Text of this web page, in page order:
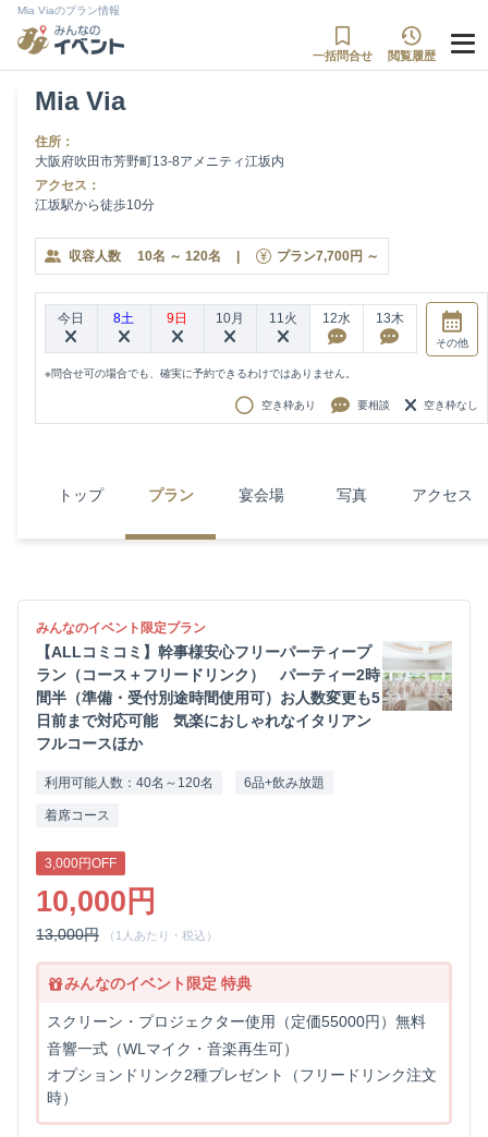
Mia Viaのプラン情報
一括問合せ 閲覧履歴
Mia Via
住所：
大阪府吹田市芳野町13-8アメニティ江坂内
アクセス：
江坂駅から徒歩10分
収容人数 10名 ～ 120名 | プラン7,700円 ～
今日 8土 9日 10月 11火 12水 13木
その他
※問合せ可の場合でも、確実に予約できるわけではありません。
空き枠あり 要相談 空き枠なし
トップ プラン 宴会場 写真 アクセス
みんなのイベント限定プラン
【ALLコミコミ】幹事様安心フリーパーティープ
ラン（コース＋フリードリンク） パーティー2時
間半（準備・受付別途時間使用可）お人数変更も5
日前まで対応可能 気楽におしゃれなイタリアン
フルコースほか
利用可能人数：40名～120名 6品+飲み放題
着席コース
3,000円OFF
10,000円
13,000円 （1人あたり・税込）
みんなのイベント限定 特典
スクリーン・プロジェクター使用（定価55000円）無料
音響一式（WLマイク・音楽再生可）
オプションドリンク2種プレゼント（フリードリンク注文
時）